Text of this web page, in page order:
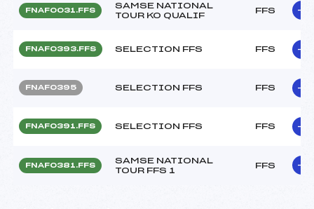
FNAF0031.FFS
SAMSE NATIONAL
TOUR KO QUALIF
FFS
FNAF0393.FFS SELECTION FFS FFS
FNAF0395 SELECTION FFS FFS
FNAF0391.FFS SELECTION FFS FFS
FNAF0381.FFS
SAMSE NATIONAL
TOUR FFS 1
FFS